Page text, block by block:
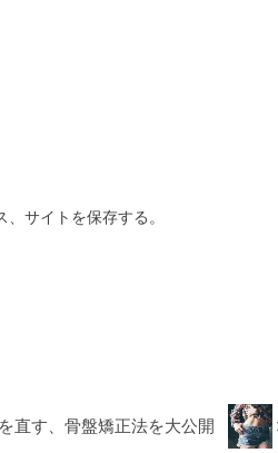
サイトを保存する。
直す、骨盤矯正法を大公開